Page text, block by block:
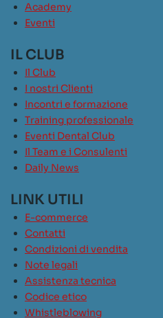
Academy
Eventi
IL CLUB
Il Club
I nostri Clienti
Incontri e formazione
Training professionale
Eventi Dental Club
Il Team e i Consulenti
Daily News
LINK UTILI
E-commerce
Contatti
Condizioni di vendita
Note legali
Assistenza tecnica
Codice etico
Whistleblowing